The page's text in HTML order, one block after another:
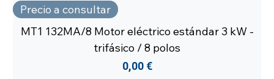
Precio a consultar
MT1 132MA/8 Motor eléctrico estándar 3 kW -
trifásico / 8 polos
Precio
0,00 €